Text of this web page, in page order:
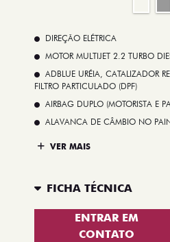
DIREÇÃO ELÉTRICA
MOTOR MULTIJET 2.2 TURBO
ADBLUE URÉIA, CATALIZADOR
FILTRO PARTICULADO (DPF)
AIRBAG DUPLO (MOTORISTA E
ALAVANCA DE CÂMBIO NO
VER MAIS
FICHA TÉCNICA
ENTRAR EM
CONTATO